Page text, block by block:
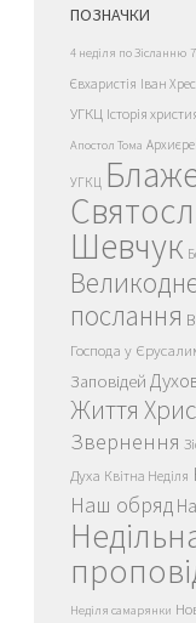
ПОЗНАЧКИ
4 неділя по Зісланню
Євхаристія Іван
УГКЦ Історія
Апостол Тома
УГКЦ
Шевчук
послання
Господа у
Заповідей
Життя
Звернення
Духа Квітна Неділя
Наш обряд
Неділя самарянки